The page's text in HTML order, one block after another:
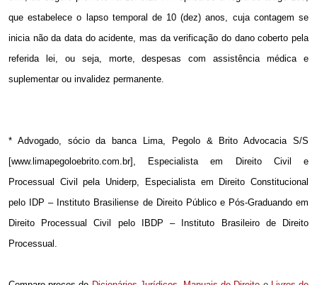
que estabelece o lapso temporal de 10 (dez) anos, cuja contagem se
inicia não da data do acidente, mas da verificação do dano coberto pela
referida lei, ou seja, morte, despesas com assistência médica e
suplementar ou invalidez permanente.
* Advogado, sócio da banca Lima, Pegolo & Brito Advocacia S/S
[www.limapegoloebrito.com.br], Especialista em Direito Civil e
Processual Civil pela Uniderp, Especialista em Direito Constitucional
pelo IDP – Instituto Brasiliense de Direito Público e Pós-Graduando em
Direito Processual Civil pelo IBDP – Instituto Brasileiro de Direito
Processual.